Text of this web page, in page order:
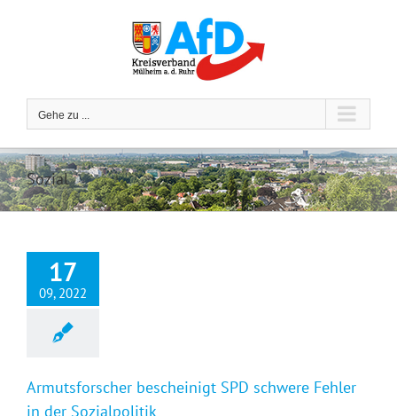
Gehe zu ...
Sozial
17
09, 2022
Armutsforscher bescheinigt SPD schwere Fehler
in der Sozialpolitik